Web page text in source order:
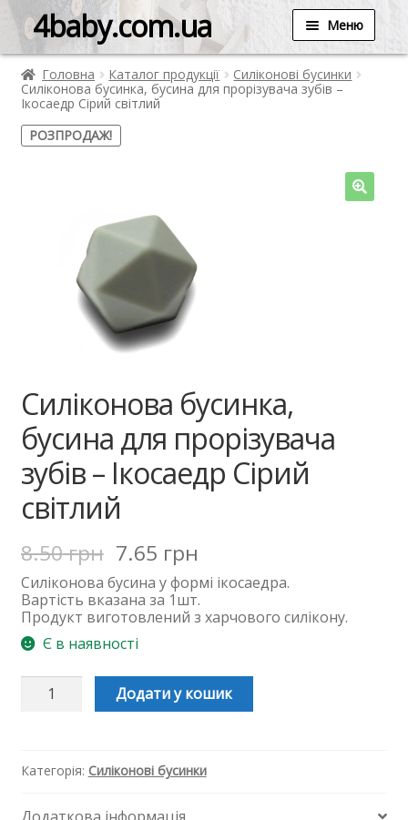
4baby.com.ua Меню
Головна Каталог продукції
Силіконові бусинки
Силіконова бусинка, бусина для прорізувача зубів –
Ікосаедр Сірий світлий
РОЗПРОДАЖ!
Силіконова бусинка,
бусина для прорізувача
зубів – Ікосаедр Сірий
світлий
8.50грн 7.65 грн
Силіконова бусина уформі ікосаедра.
Вартість вказана за 1шт.
Продукт виготовлений з харчового силікону.
Є в наявності
Силіконова
бусинка,
зубів
Додати у кошик
Категорія: Силіконові бусинки
Додаткова інформація